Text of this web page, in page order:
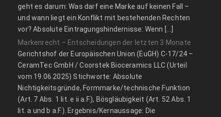
geht es darum: Was darf eine Marke auf keinen Fall –
und wann liegt ein Konflikt mit bestehenden Rechten
vor? Absolute Eintragungshindernisse: Wenn […]
Markenrecht – Entscheidungen der letzten 3 Monate
Gerichtshof der Europäischen Union (EuGH) C‑17/24 –
CeramTec GmbH / Coorstek Bioceramics LLC (Urteil
vom 19.06.2025) Stichworte: Absolute
Nichtigkeitsgründe, Formmarke/technische Funktion
(Art. 7 Abs. 1 lit. e ii a.F.), Bösgläubigkeit (Art. 52 Abs. 1
lit. a und b a.F.). Ergebnis/Kernaussage: Die